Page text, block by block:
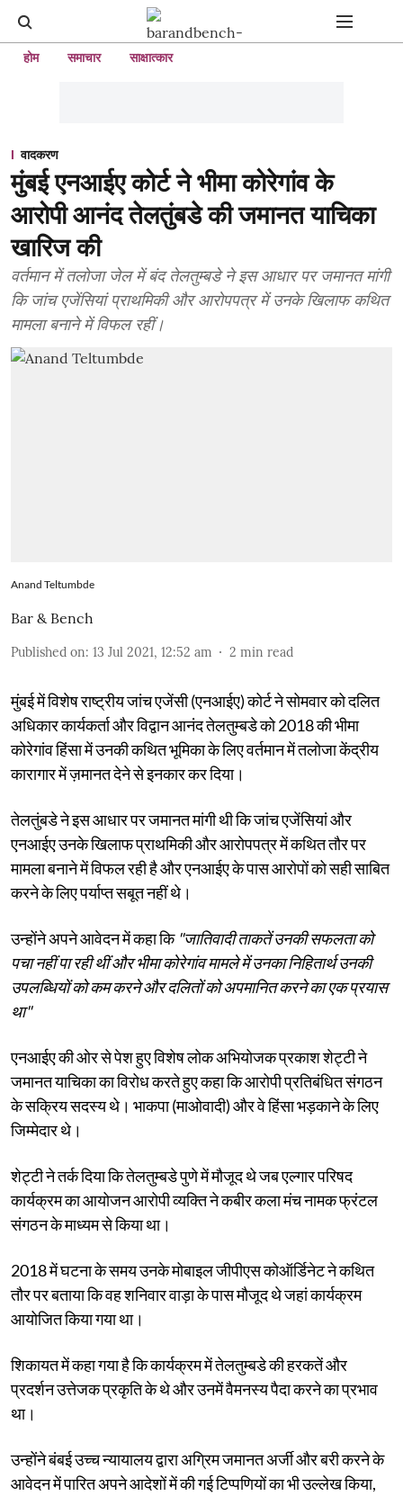
होम समाचार साक्षात्कार
वादकरण
मुंबई एनआईए कोर्ट ने भीमा कोरेगांव के
आरोपी आनंद तेलतुंबडे की जमानत याचिका
खारिज की
वर्तमान में तलोजा जेल में बंद तेलतुम्बडे ने इस आधार पर जमानत मांगी
कि जांच एजेंसियां प्राथमिकी और आरोपपत्र में उनके खिलाफ कथित
मामला बनाने में विफल रहीं।
Anand Teltumbde
Bar & Bench
Published on: 13 Jul 2021, 12:52 am 2 min read
मुंबई में विशेष राष्ट्रीय जांच एजेंसी (एनआईए) कोर्ट ने सोमवार को दलित
अधिकार कार्यकर्ता और विद्वान आनंद तेलतुम्बडे को 2018 की भीमा
कोरेगांव हिंसा में उनकी कथित भूमिका के लिए वर्तमान में तलोजा केंद्रीय
कारागार में ज़मानत देने से इनकार कर दिया।
तेलतुंबडे ने इस आधार पर जमानत मांगी थी कि जांच एजेंसियां और
एनआईए उनके खिलाफ प्राथमिकी और आरोपपत्र में कथित तौर पर
मामला बनाने में विफल रही है और एनआईए के पास आरोपों को सही साबित
करने के लिए पर्याप्त सबूत नहीं थे।
उन्होंने अपने आवेदन में कहा कि "जातिवादी ताकतें उनकी सफलता को
पचा नहीं पा रही थीं और भीमा कोरेगांव मामले में उनका निहितार्थ उनकी
उपलब्धियों को कम करने और दलितों को अपमानित करने का एक प्रयास
था"
एनआईए की ओर से पेश हुए विशेष लोक अभियोजक प्रकाश शेट्टी ने
जमानत याचिका का विरोध करते हुए कहा कि आरोपी प्रतिबंधित संगठन
के सक्रिय सदस्य थे। भाकपा (माओवादी) और वे हिंसा भड़काने के लिए
जिम्मेदार थे।
शेट्टी ने तर्क दिया कि तेलतुम्बडे पुणे में मौजूद थे जब एल्गार परिषद
कार्यक्रम का आयोजन आरोपी व्यक्ति ने कबीर कला मंच नामक फ्रंटल
संगठन के माध्यम से किया था।
2018 में घटना के समय उनके मोबाइल जीपीएस कोऑर्डिनेट ने कथित
तौर पर बताया कि वह शनिवार वाड़ा के पास मौजूद थे जहां कार्यक्रम
आयोजित किया गया था।
शिकायत में कहा गया है कि कार्यक्रम में तेलतुम्बडे की हरकतें और
प्रदर्शन उत्तेजक प्रकृति के थे और उनमें वैमनस्य पैदा करने का प्रभाव
था।
उन्होंने बंबई उच्च न्यायालय द्वारा अग्रिम जमानत अर्जी और बरी करने के
आवेदन में पारित अपने आदेशों में की गई टिप्पणियों का भी उल्लेख किया,